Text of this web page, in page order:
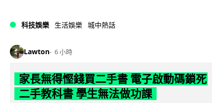
科技娛樂 生活娛樂 城中熱話
Lawton 6 小時
家長無得慳錢買二手書 電子啟動碼鎖死
二手教科書 學生無法做功課